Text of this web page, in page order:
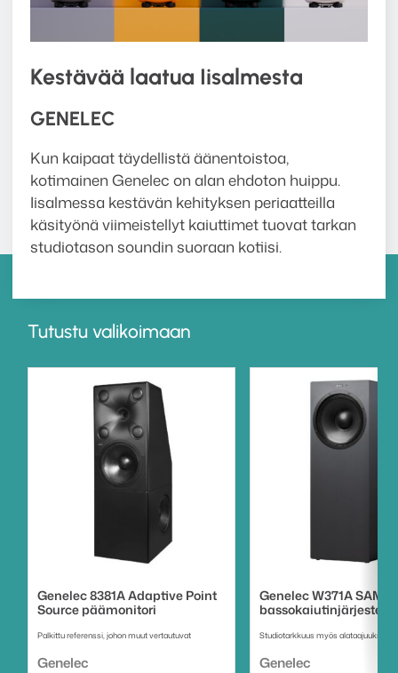
Kestävää laatua Iisalmesta
GENELEC
Kun kaipaat täydellistä äänentoistoa,
kotimainen Genelec on alan ehdoton huippu.
Iisalmessa kestävän kehityksen periaatteilla
käsityönä viimeistellyt kaiuttimet tuovat tarkan
studiotason soundin suoraan kotiisi.
Tutustu valikoimaan
Genelec 8381A Adaptive Point
Source päämonitori
Palkittu referenssi, johon muut vertautuvat
Tuotemerkki:
Genelec
Genelec W371A SAM
Studiotarkkuus myös alataajuuksilla
Tuotemerkki:
Genelec